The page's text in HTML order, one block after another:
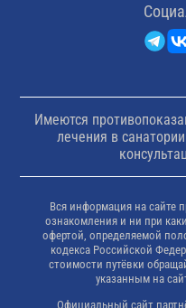
Имеются
лечения в
Вся информация на сайте
ознакомления и ни при
офертой, определяемой
кодекса Российской
стоимости путёвки
указанным на
Официальный сайт